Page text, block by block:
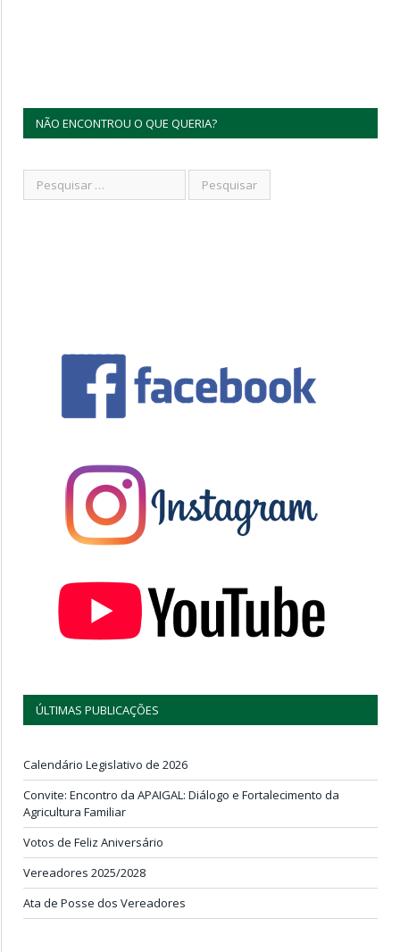
NÃO ENCONTROU O QUE QUERIA?
ÚLTIMAS PUBLICAÇÕES
Calendário Legislativo de 2026
Convite: Encontro da APAIGAL: Diálogo e Fortalecimento da
Agricultura Familiar
Votos de Feliz Aniversário
Vereadores 2025/2028
Ata de Posse dos Vereadores